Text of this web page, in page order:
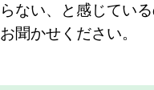
らない、と感じてい
お聞かせください。